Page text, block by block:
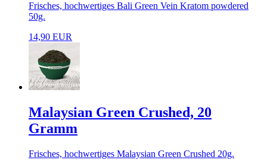
Frisches, hochwertiges Bali Green Vein Kratom powdered
50g.
14,90 EUR
Malaysian Green Crushed, 20
Gramm
Frisches, hochwertiges Malaysian Green Crushed 20g.